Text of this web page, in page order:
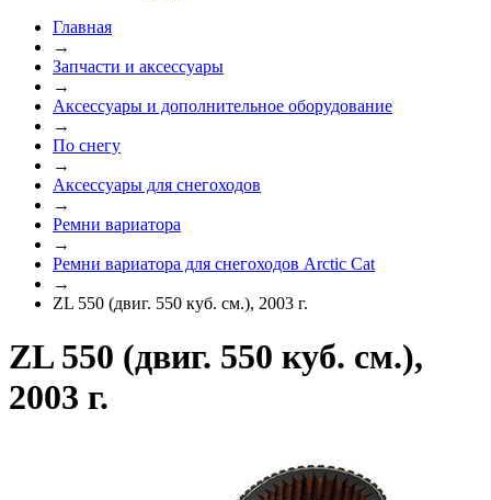
Главная
→
Запчасти и аксессуары
→
Аксессуары и дополнительное оборудование
→
По снегу
→
Аксессуары для снегоходов
→
Ремни вариатора
→
Ремни вариатора для снегоходов Arctic Cat
→
ZL 550 (двиг. 550 куб. см.), 2003 г.
ZL 550 (двиг. 550 куб. см.),
2003 г.